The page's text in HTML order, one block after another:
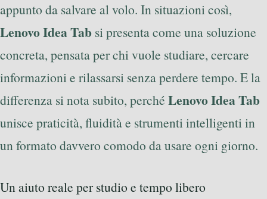
appunto da salvare al volo. In situazioni così,
Lenovo Idea Tab si presenta come una soluzione
concreta, pensata per chi vuole studiare, cercare
informazioni e rilassarsi senza perdere tempo. E la
differenza si nota subito, perché Lenovo Idea Tab
unisce praticità, fluidità e strumenti intelligenti in
un formato davvero comodo da usare ogni giorno.
Un aiuto reale per studio e tempo libero